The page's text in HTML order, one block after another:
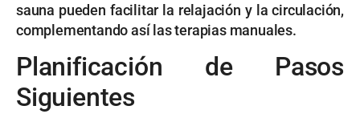
sauna pueden facilitar la relajación y la circulación,
complementando así las terapias manuales.
Planificación de Pasos
Siguientes